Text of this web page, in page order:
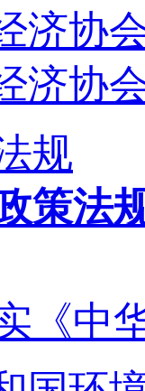
济协
济协
规
策法
《中